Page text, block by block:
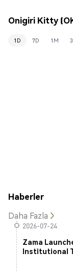
Onigiri Kitty
1D 7D 1M
Haberler
Daha Fazla
2026-07-24
Zama
Institutional